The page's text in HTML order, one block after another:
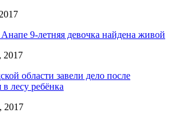
9-летняя девочка найдена живой
2017
области завели дело после
лесу ребёнка
2017